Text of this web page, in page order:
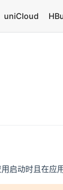
uniCloud
启动时且在应